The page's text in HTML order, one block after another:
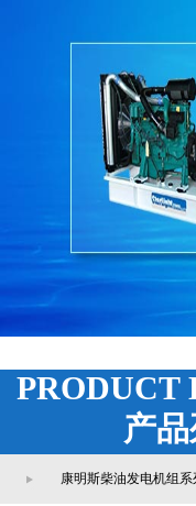
PRODUCT
产
康明斯柴油发电机组系